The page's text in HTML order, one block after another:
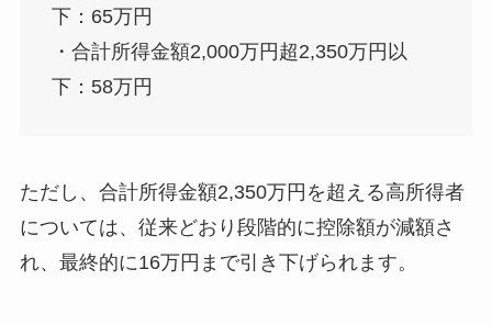
下：65万円
・合計所得金額2,000万円超2,350万円以
下：58万円
ただし、合計所得金額2,350万円を超える高所得者
については、従来どおり段階的に控除額が減額さ
れ、最終的に16万円まで引き下げられます。